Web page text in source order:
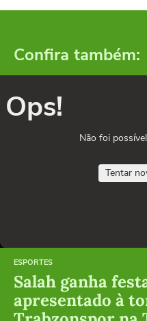
Confira também:
Ops!
Não foi
Tentar
ESPORTES
Salah ganha
apresentado à